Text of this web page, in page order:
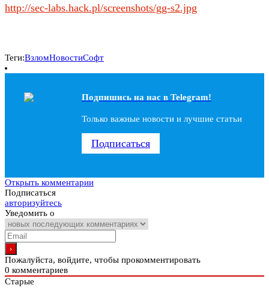
http://sec-labs.hack.pl/screenshots/gg-s2.jpg
Теги:ВзломНовостиСофт
Подпишись на наc в Telegram!
Только важные новости и лучшие статьи
Подписаться
Открыть комментарии
Подписаться
авторизуйтесь
Уведомить о
Пожалуйста, войдите, чтобы прокомментировать
0 комментариев
Старые